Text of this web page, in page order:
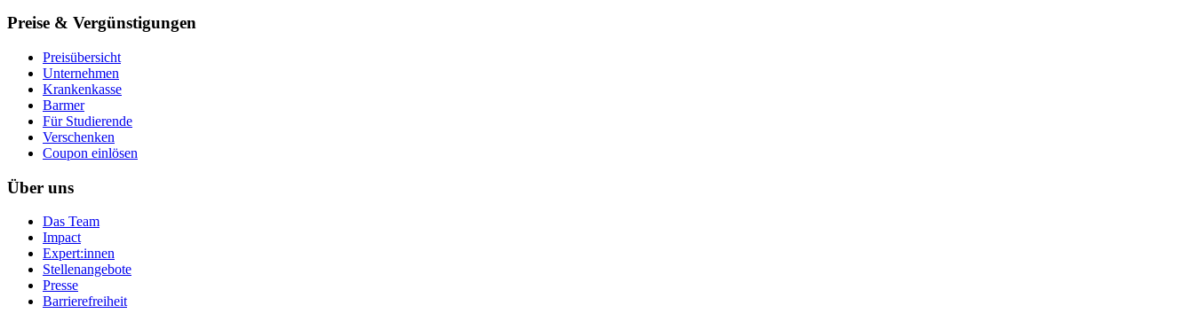
Preise & Vergünstigungen
Preisübersicht
Unternehmen
Krankenkasse
Barmer
Für Studierende
Ver­schen­ken
Coupon einlösen
Über uns
Das Team
Impact
Expert:innen
Stellenangebote
Presse
Barrierefreiheit